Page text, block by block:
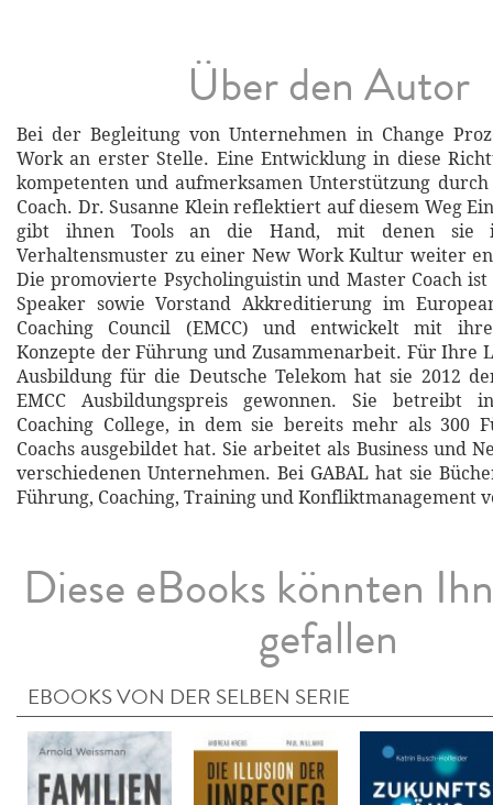
Über den Autor
Bei der Begleitung von Unternehmen in Change
Work an erster Stelle. Eine Entwicklung in diese
kompetenten und aufmerksamen Unterstützung
Coach. Dr. Susanne Klein reflektiert auf diesem Weg
gibt ihnen Tools an die Hand, mit denen sie
Verhaltensmuster zu einer New Work Kultur weiter
Die promovierte Psycholinguistin und Master Coach ist
Speaker sowie Vorstand Akkreditierung im
Coaching Council (EMCC) und entwickelt mit
Konzepte der Führung und Zusammenarbeit. Für Ihre
Ausbildung für die Deutsche Telekom hat sie 2012
EMCC Ausbildungspreis gewonnen. Sie betreibt
Coaching College, in dem sie bereits mehr als 300
Coachs ausgebildet hat. Sie arbeitet als Business und
verschiedenen Unternehmen. Bei GABAL hat sie
Führung, Coaching, Training und Konfliktmanagement
Diese eBooks könnten
gefallen
EBOOKS VON DER SELBEN SERIE